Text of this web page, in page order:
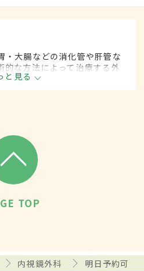
・大腸などの消化管や肝管な
的な方法によって治療する外
大腸がん、肺がん、甲状腺が
な領域に広がってきていま
と見る
TOP
内視鏡外科 明日予約可